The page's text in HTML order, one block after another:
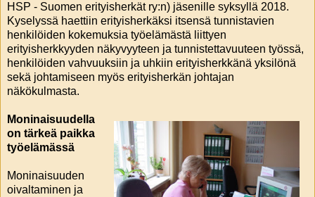
HSP - Suomen erityisherkät ry:n) jäsenille syksyllä 2018.
Kyselyssä haettiin erityisherkäksi itsensä tunnistavien
henkilöiden kokemuksia työelämästä liittyen
erityisherkkyyden näkyvyyteen ja tunnistettavuuteen työssä,
henkilöiden vahvuuksiin ja uhkiin erityisherkkänä yksilönä
sekä johtamiseen myös erityisherkän johtajan
näkökulmasta.
Moninaisuudella
on tärkeä paikka
työelämässä
Moninaisuuden
oivaltaminen ja